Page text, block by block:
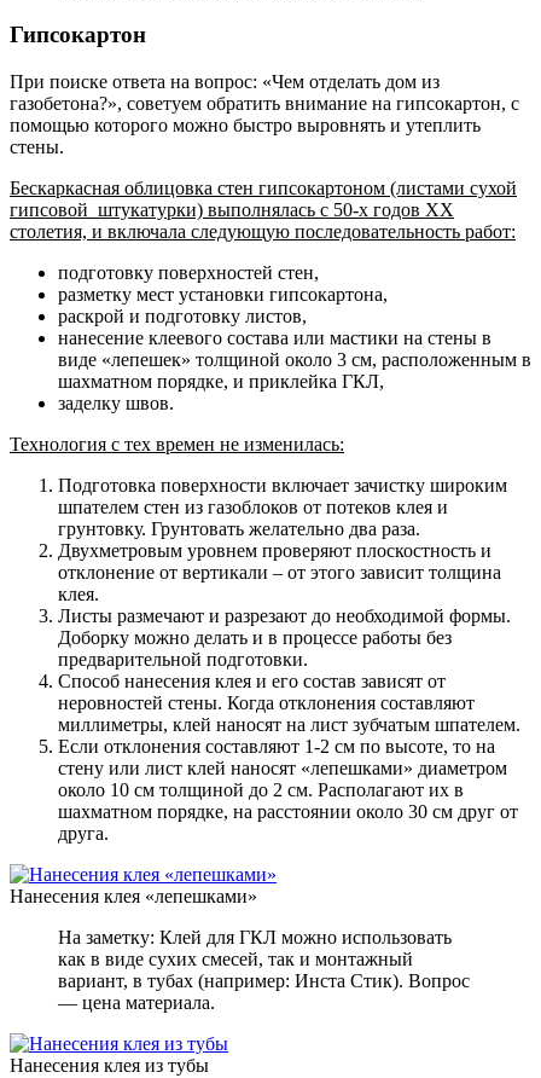
Гипсокартон
При поиске ответа на вопрос: «Чем отделать дом из
газобетона?», советуем обратить внимание на гипсокартон, с
помощью которого можно быстро выровнять и утеплить
стены.
Бескаркасная облицовка стен гипсокартоном (листами сухой
гипсовой штукатурки) выполнялась с 50-х годов ХХ
столетия, и включала следующую последовательность работ:
подготовку поверхностей стен,
разметку мест установки гипсокартона,
раскрой и подготовку листов,
нанесение клеевого состава или мастики на стены в
виде «лепешек» толщиной около 3 см, расположенным в
шахматном порядке, и приклейка ГКЛ,
заделку швов.
Технология с тех времен не изменилась:
Подготовка поверхности включает зачистку широким
шпателем стен из газоблоков от потеков клея и
грунтовку. Грунтовать желательно два раза.
Двухметровым уровнем проверяют плоскостность и
отклонение от вертикали – от этого зависит толщина
клея.
Листы размечают и разрезают до необходимой формы.
Доборку можно делать и в процессе работы без
предварительной подготовки.
Способ нанесения клея и его состав зависят от
неровностей стены. Когда отклонения составляют
миллиметры, клей наносят на лист зубчатым шпателем.
Если отклонения составляют 1-2 см по высоте, то на
стену или лист клей наносят «лепешками» диаметром
около 10 см толщиной до 2 см. Располагают их в
шахматном порядке, на расстоянии около 30 см друг от
друга.
Нанесения клея «лепешками»
На заметку: Клей для ГКЛ можно использовать
как в виде сухих смесей, так и монтажный
вариант, в тубах (например: Инста Стик). Вопрос
— цена материала.
Нанесения клея из тубы